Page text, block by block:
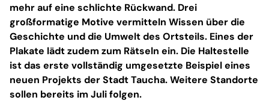
mehr auf eine schlichte Rückwand. Drei
großformatige Motive vermitteln Wissen über die
Geschichte und die Umwelt des Ortsteils. Eines der
Plakate lädt zudem zum Rätseln ein. Die Haltestelle
ist das erste vollständig umgesetzte Beispiel eines
neuen Projekts der Stadt Taucha. Weitere Standorte
sollen bereits im Juli folgen.